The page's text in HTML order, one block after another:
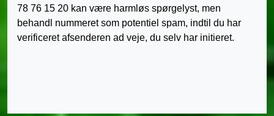
78 76 15 20 kan være harmløs spørgelyst, men
behandl nummeret som potentiel spam, indtil du har
verificeret afsenderen ad veje, du selv har initieret.